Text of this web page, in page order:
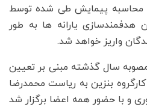
محاسبه پیمایش طی شده توسط
هدفمندسازی یارانه ها به طور
واریز خواهد شد.
سال گذشته مبنی بر تعیین
بنزین به ریاست محمدرضا
و با حضور همه اعضا برگزار شد